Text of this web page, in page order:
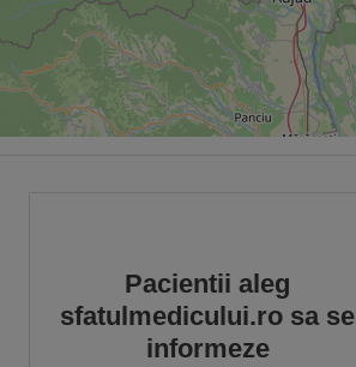
Pacientii aleg
sfatulmedicului.ro sa se
informeze